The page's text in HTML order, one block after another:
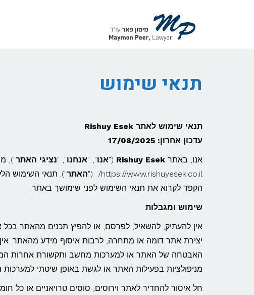
תנאי שימוש
תנאי שימוש לאתר Rishuy Esek
עדכון אחרון: 17/08/2025
אנו, באתר Rishuy Esek
("אנו", "אנחנו", "נציגי האתר"),
https://www.rishuyesek.co.il/ ("
האתר"). תנאי השימוש
הקפד לקרוא את תנאי השימוש לפני שימושך באתר.
שימוש ומגבלות
אין להעתיק, להשאיל, לפרסם, או להפיץ תכנים מהאתר בכל
יצירת אתר דומה או מתחרה, לרבות איסוף מידע מהאתר.
האבטחה של האתר או למערכות מחשב ותקשורת אחרות
מניפולציות בפעילות האתר או לגשת באופן שיטתי למערכות
חל איסור להחדיר לאתר וירוסים, סוסים טרויאניים או כל